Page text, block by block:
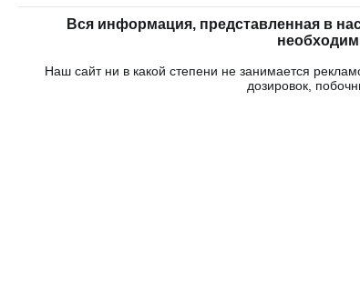
Вся информация, представленная в
Наш сайт ни в какой степени не занимается
дозировок,